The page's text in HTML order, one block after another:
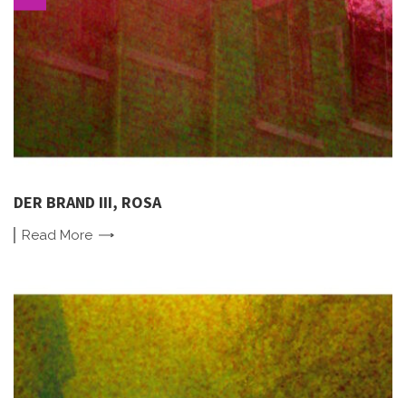
DER BRAND III, ROSA
Read More